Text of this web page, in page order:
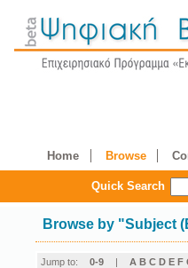
Home Browse
Quick Search
Browse by "Subject
Jump to: 0-9 | A B C D E F